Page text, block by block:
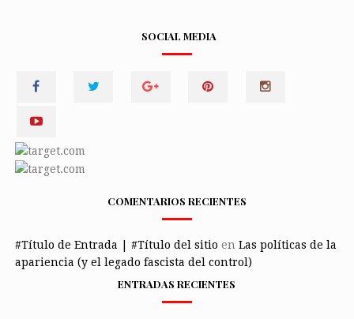
SOCIAL MEDIA
COMENTARIOS RECIENTES
#Título de Entrada | #Título del sitio en Las políticas de la
apariencia (y el legado fascista del control)
ENTRADAS RECIENTES